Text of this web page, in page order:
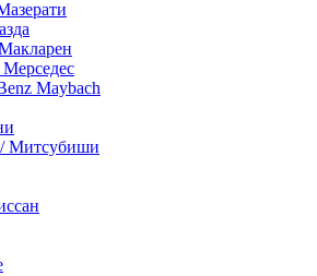
Мерседес
Maybach
Митсубиши